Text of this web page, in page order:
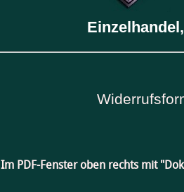
Im PDF-Fenster oben rechts mit